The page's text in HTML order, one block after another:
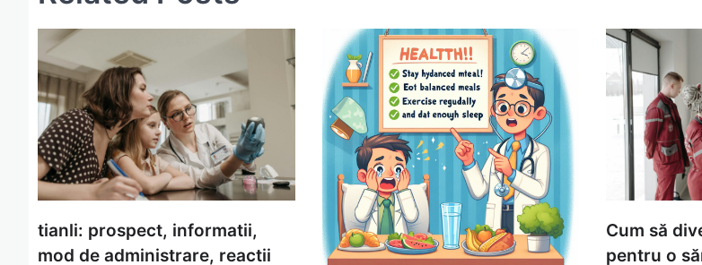
tianli: prospect, informatii,
mod de administrare, reactii
Cum să
pentru o